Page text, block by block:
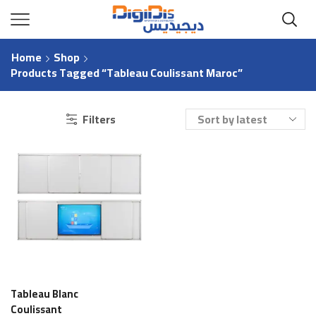
Home Shop
Products Tagged “tableau Coulissant Maroc”
Filters
Tableau Blanc
Coulissant